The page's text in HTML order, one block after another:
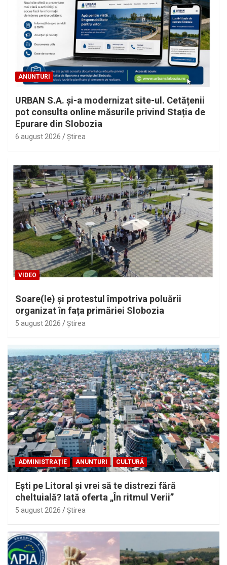
ANUNTURI
URBAN S.A. și-a modernizat site-ul. Cetățenii
pot consulta online măsurile privind Stația de
Epurare din Slobozia
6 august 2026 Ştirea
VIDEO
Soare(le) și protestul împotriva poluării
organizat în fața primăriei Slobozia
5 august 2026 Ştirea
ADMINISTRAȚIE ANUNTURI CULTURĂ
Eşti pe Litoral şi vrei să te distrezi fără
cheltuială? Iată oferta „În ritmul Verii”
5 august 2026 Ştirea